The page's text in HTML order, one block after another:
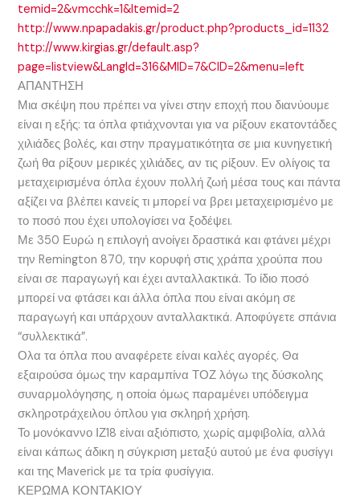
temid=2&vmcchk=1&Itemid=2
http://www.npapadakis.gr/product.php?products_id=1132
http://www.kirgias.gr/default.asp?
page=listview&LangId=316&MID=7&CID=2&menu=left
ΑΠΑΝΤΗΣΗ
Μια σκέψη που πρέπει να γίνει στην εποχή που διανύουμε
είναι η εξής: τα όπλα φτιάχνονται για να ρίξουν εκατοντάδες
χιλιάδες βολές, και στην πραγματικότητα σε μια κυνηγετική
ζωή θα ρίξουν μερικές χιλιάδες, αν τις ρίξουν. Εν ολίγοις τα
μεταχειρισμένα όπλα έχουν πολλή ζωή μέσα τους και πάντα
αξίζει να βλέπει κανείς τι μπορεί να βρει μεταχειρισμένο με
το ποσό που έχει υπολογίσει να ξοδέψει.
Με 350 Ευρώ η επιλογή ανοίγει δραστικά και φτάνει μέχρι
την Remington 870, την κορυφή στις χράπα χρούπα που
είναι σε παραγωγή και έχει ανταλλακτικά. Το ίδιο ποσό
μπορεί να φτάσει και άλλα όπλα που είναι ακόμη σε
παραγωγή και υπάρχουν ανταλλακτικά. Αποφύγετε σπάνια
“συλλεκτικά”.
Ολα τα όπλα που αναφέρετε είναι καλές αγορές. Θα
εξαιρούσα όμως την καραμπίνα ΤΟΖ λόγω της δύσκολης
συναρμολόγησης, η οποία όμως παραμένει υπόδειγμα
σκληροτράχειλου όπλου για σκληρή χρήση.
Το μονόκαννο ΙΖ18 είναι αξιόπιστο, χωρίς αμφιβολία, αλλά
είναι κάπως άδικη η σύγκριση μεταξύ αυτού με ένα φυσίγγι
και της Maverick με τα τρία φυσίγγια.
ΚΕΡΩΜΑ ΚΟΝΤΑΚΙΟΥ